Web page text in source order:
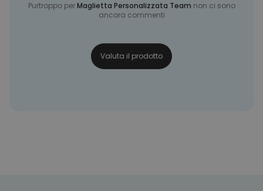
Purtroppo perMaglietta Personalizzata Team non ci sono
ancora commenti
Valuta il prodotto